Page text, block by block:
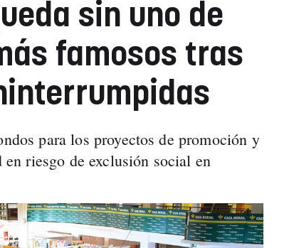
sin uno de
famosos tras
para los proyectos de promoción y
riesgo de exclusión social en